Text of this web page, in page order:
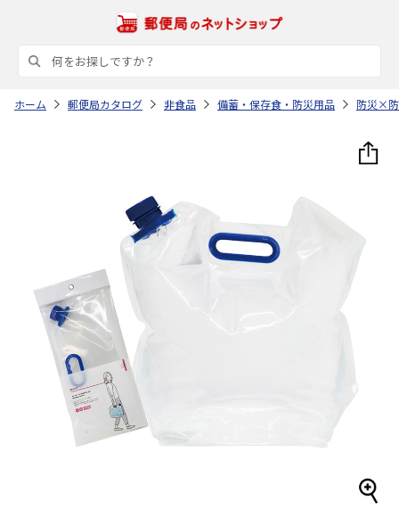
ホーム 郵便局カタログ 非食品 備蓄・保存食・防災用品 防災×防